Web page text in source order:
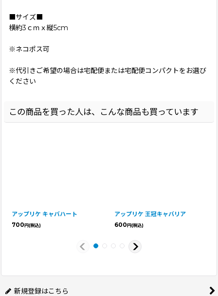
■サイズ■
横約3ｃｍｘ縦5cm
※ネコポス可
※代引きご希望の場合は宅配便または宅配便コンパクトをお選び
ください
この商品を買った人は、こんな商品も買っています
アップリケ キャバハート
700円(税込)
アップリケ 王冠キャバリア
600円(税込)
新規登録はこちら